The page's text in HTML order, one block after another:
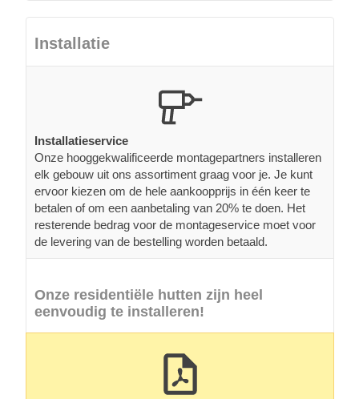
Installatie
Installatieservice
Onze hooggekwalificeerde montagepartners installeren
elk gebouw uit ons assortiment graag voor je. Je kunt
ervoor kiezen om de hele aankoopprijs in één keer te
betalen of om een aanbetaling van 20% te doen. Het
resterende bedrag voor de montageservice moet voor
de levering van de bestelling worden betaald.
Onze residentiële hutten zijn heel
eenvoudig te installeren!